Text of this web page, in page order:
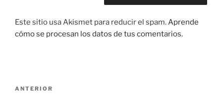
Este sitio usa Akismet para reducir el spam.Aprende
cómo se procesan los datos de tus comentarios.
Entrada
ANTERIOR